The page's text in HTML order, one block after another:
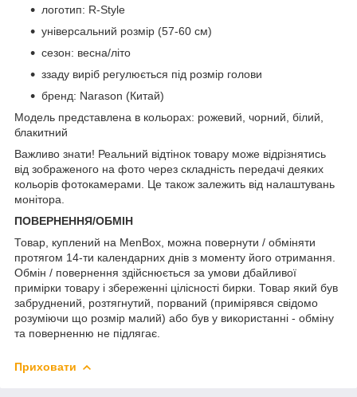
логотип: R-Style
універсальний розмір (57-60 см)
сезон: весна/літо
ззаду виріб регулюється під розмір голови
бренд: Narason (Китай)
Модель представлена в кольорах: рожевий, чорний, білий,
блакитний
Важливо знати! Реальний відтінок товару може відрізнятись
від зображеного на фото через складність передачі деяких
кольорів фотокамерами. Це також залежить від налаштувань
монітора.
ПОВЕРНЕННЯ/ОБМІН
Товар, куплений на MenBox, можна повернути / обміняти
протягом 14-ти календарних днів з моменту його отримання.
Обмін / повернення здійснюється за умови дбайливої
примірки товару і збереженні цілісності бирки. Товар який був
забруднений, розтягнутий, порваний (примірявся свідомо
розуміючи що розмір малий) або був у використанні - обміну
та поверненню не підлягає.
Приховати